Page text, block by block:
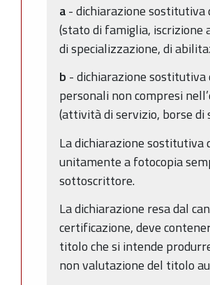
a- dichiarazione sostitutiva
(stato di famiglia, iscrizione
di specializzazione, di
b - dichiarazione
personali non compresi
(attività di servizio, borse di
La dichiarazione sostitutiva
unitamente a fotocopia
sottoscrittore.
La dichiarazione resa dal
certificazione, deve
titolo che si intende
non valutazione del titolo